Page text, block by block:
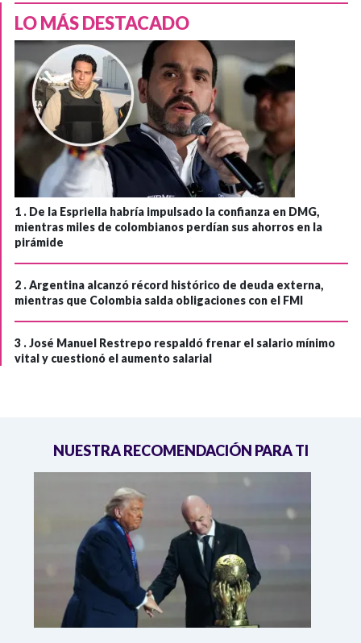
LO MÁS DESTACADO
1 . De la Espriella habría impulsado la confianza en DMG,
mientras miles de colombianos perdían sus ahorros en la
pirámide
2 .Argentina alcanzó récord histórico de deuda externa,
mientras que Colombia salda obligaciones con el FMI
3 .José Manuel Restrepo respaldó frenar el salario mínimo
vital y cuestionó el aumento salarial
NUESTRA RECOMENDACIÓN PARA TI